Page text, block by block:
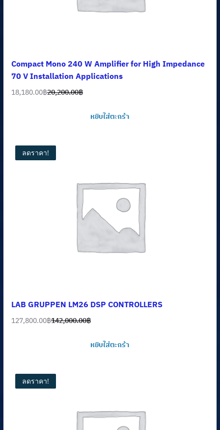
Compact Mono 240 W Amplifier for High Impedance
70 V Installation Applications
20,200.00฿
Original
18,180.00฿
Current
หยิบใส่ตะกร้า
ลดราคา!
LAB GRUPPEN LM26 DSP CONTROLLERS
142,000.00฿
Original
127,800.00฿
Current
หยิบใส่ตะกร้า
ลดราคา!